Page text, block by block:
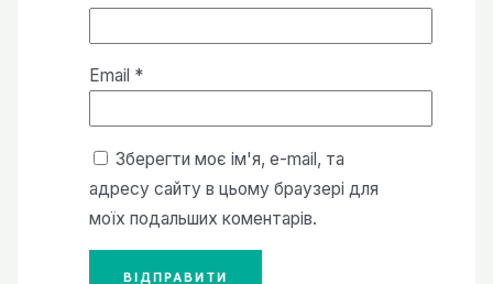
Email *
Зберегти моє ім'я, e-mail, та
адресу сайту в цьому браузері для
моїх подальших коментарів.